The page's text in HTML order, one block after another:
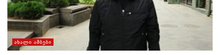
ᲐᲮᲐᲚᲘ ᲐᲛᲑᲔᲑᲘ